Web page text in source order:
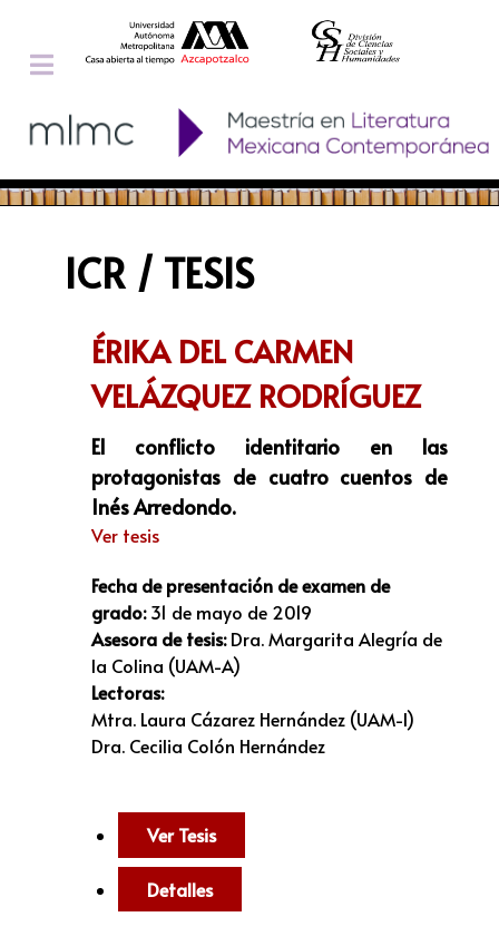
ICR / TESIS
ÉRIKA DEL CARMEN
VELÁZQUEZ RODRÍGUEZ
El conflicto identitario en las
protagonistas de cuatro cuentos de
Inés Arredondo.
Ver tesis
Fecha de presentación de examen de
grado:31 de mayo de 2019
Asesora de tesis:Dra. Margarita Alegría de
la Colina (UAM-A)
Lectoras:
Mtra. Laura Cázarez Hernández (UAM-I)
Dra. Cecilia Colón Hernández
Ver Tesis
Detalles